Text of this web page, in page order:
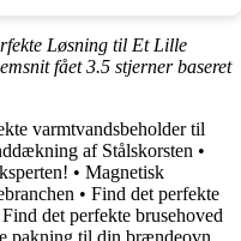
Løsning til Et Lille
fået3.5 stjerner baseret
varmtvandsbeholder til
af Stålskorsten •
• Magnetisk
• Find det perfekte
Find det perfekte brusehoved
pakning til din brændeovn